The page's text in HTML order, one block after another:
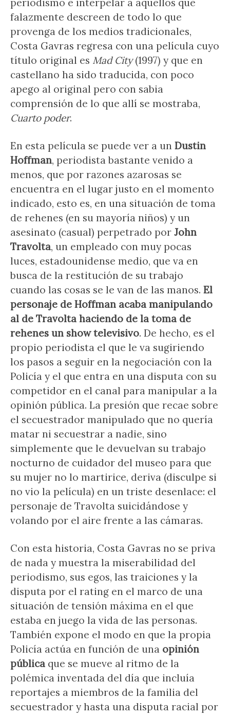
periodismo e interpelar a aquellos que
falazmente descreen de todo lo que
provenga de los medios tradicionales,
Costa Gavras regresa con una película cuyo
título original es Mad City(1997) y que en
castellano ha sido traducida, con poco
apego al original pero con sabia
comprensión de lo que allí se mostraba,
Cuarto poder.
En esta película se puede ver a un Dustin
Hoffman, periodista bastante venido a
menos, que por razones azarosas se
encuentra en el lugar justo en el momento
indicado, esto es, en una situación de toma
de rehenes (en su mayoría niños) y un
asesinato (casual) perpetrado por John
Travolta, un empleado con muy pocas
luces, estadounidense medio, que va en
busca de la restitución de su trabajo
cuando las cosas se le van de las manos. El
personaje de Hoffman acaba manipulando
al de Travolta haciendo de la toma de
rehenes un show televisivo. De hecho, es el
propio periodista el que le va sugiriendo
los pasos a seguir en la negociación con la
Policía y el que entra en una disputa con su
competidor en el canal para manipular a la
opinión pública. La presión que recae sobre
el secuestrador manipulado que no quería
matar ni secuestrar a nadie, sino
simplemente que le devuelvan su trabajo
nocturno de cuidador del museo para que
su mujer no lo martirice, deriva (disculpe si
no vio la película) en un triste desenlace: el
personaje de Travolta suicidándose y
volando por el aire frente a las cámaras.
Con esta historia, Costa Gavras no se priva
de nada y muestra la miserabilidad del
periodismo, sus egos, las traiciones y la
disputa por el rating en el marco de una
situación de tensión máxima en el que
estaba en juego la vida de las personas.
También expone el modo en que la propia
Policía actúa en función de una opinión
pública que se mueve al ritmo de la
polémica inventada del día que incluía
reportajes a miembros de la familia del
secuestrador y hasta una disputa racial por